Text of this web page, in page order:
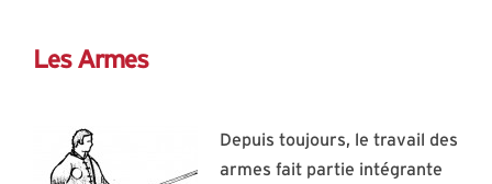
Les Armes
Depuis toujours, le travail des
armes fait partie intégrante